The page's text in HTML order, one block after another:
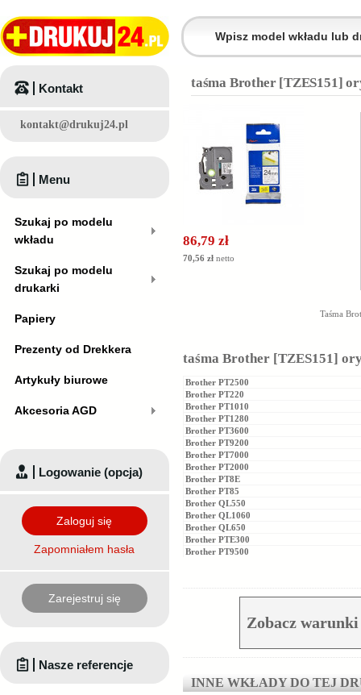
taśma Brother [TZES151]
86,79 zł
70,56 zł netto
Taśma
taśma Brother [TZES151]
Brother PT2500
Brother PT220
Brother PT1010
Brother PT1280
Brother PT3600
Brother PT9200
Brother PT7000
Brother PT2000
Brother PT8E
Brother PT85
Brother QL550
Brother QL1060
Brother QL650
Brother PTE300
Brother PT9500
Zobacz
INNE WKŁADY DO TEJ
Kontakt
kontakt@drukuj24.pl
Menu
Szukaj po modelu
wkładu
Szukaj po modelu
drukarki
Papiery
Prezenty od Drekkera
Artykuły biurowe
Akcesoria AGD
Logowanie (opcja)
Zaloguj się
Zapomniałem hasła
Zarejestruj się
Nasze referencje